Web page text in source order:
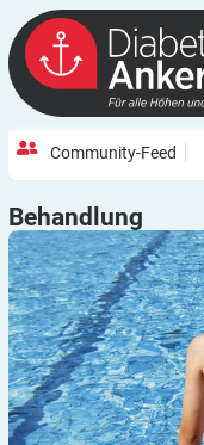
Community-Feed
Behandlung
Notfall